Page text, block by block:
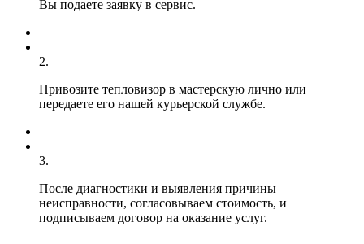
Вы подаете заявку в сервис.
2.
Привозите тепловизор в мастерскую лично или
передаете его нашей курьерской службе.
3.
После диагностики и выявления причины
неисправности, согласовываем стоимость, и
подписываем договор на оказание услуг.